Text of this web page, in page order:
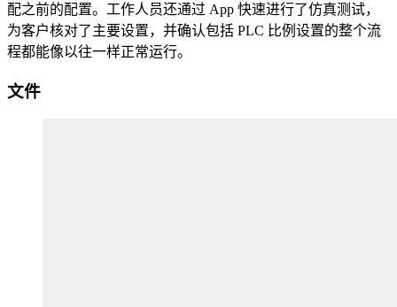
配之前的配置。工作人员还通过 App 快速进行了仿真测试，
为客户核对了主要设置，并确认包括 PLC 比例设置的整个流
程都能像以往一样正常运行。
文件